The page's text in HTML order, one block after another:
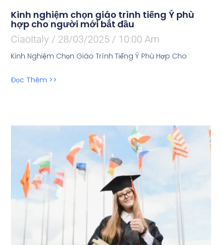
Kinh nghiệm chọn giáo trình tiếng Ý phù
hợp cho người mới bắt đầu
CiaoItaly 28/03/2025 10:00 Am
Kinh Nghiệm Chọn Giáo Trình Tiếng Ý Phù Hợp Cho
Đọc Thêm >>